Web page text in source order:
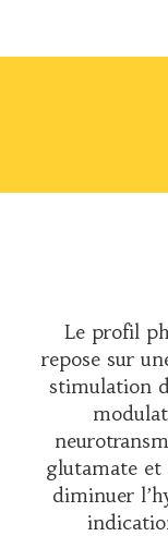
Le profil
repose sur
stimulation
glutamate et
diminuer